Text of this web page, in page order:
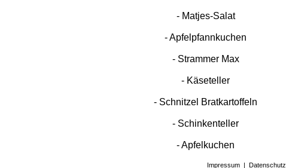
- Matjes-Salat
- Apfelpfannkuchen
- Strammer Max
- Käseteller
- Schnitzel Bratkartoffeln
- Schinkenteller
​​​​​​​- Apfelkuchen
Impressum | Datenschutz